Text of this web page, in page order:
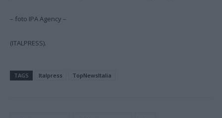
– foto IPA Agency –
(ITALPRESS).
TAGS Italpress TopNewsItalia